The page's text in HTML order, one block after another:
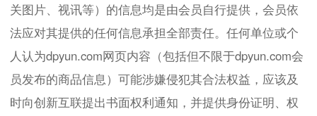
关图片、视讯等）的信息均是由会员自行提供，会员依
法应对其提供的任何信息承担全部责任。任何单位或个
人认为dpyun.com网页内容（包括但不限于dpyun.com会
员发布的商品信息）可能涉嫌侵犯其合法权益，应该及
时向创新互联提出书面权利通知，并提供身份证明、权